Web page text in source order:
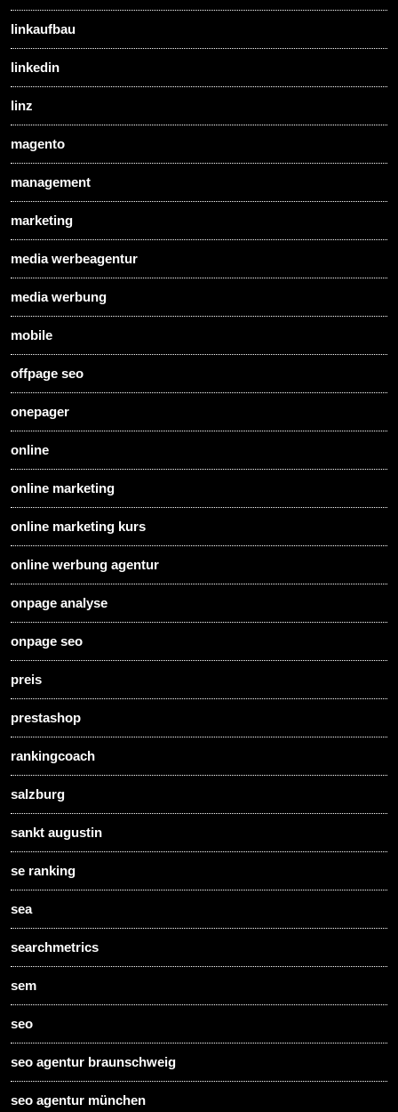
linkaufbau
linkedin
linz
magento
management
marketing
media werbeagentur
media werbung
mobile
offpage seo
onepager
online
online marketing
online marketing kurs
online werbung agentur
onpage analyse
onpage seo
preis
prestashop
rankingcoach
salzburg
sankt augustin
se ranking
sea
searchmetrics
sem
seo
seo agentur braunschweig
seo agentur münchen